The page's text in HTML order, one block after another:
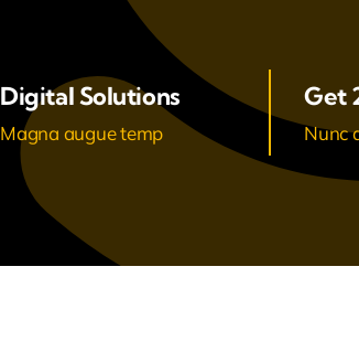
Digital Solutions
Magna augue temp
Get
Nunc